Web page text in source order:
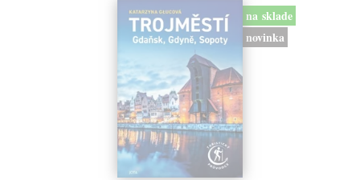
na sklade
novinka